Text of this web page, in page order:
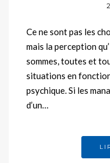
Ce ne sont pas les
mais la perception
sommes, toutes et
situations en
psychique. Si les
d’un…